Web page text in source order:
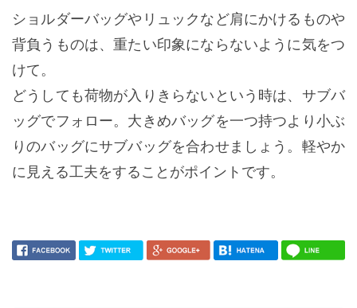
ショルダーバッグやリュックなど肩にかけるものや
背負うものは、重たい印象にならないように気をつ
けて。
どうしても荷物が入りきらないという時は、サブバ
ッグでフォロー。大きめバッグを一つ持つより小ぶ
りのバッグにサブバッグを合わせましょう。軽やか
に見える工夫をすることがポイントです。